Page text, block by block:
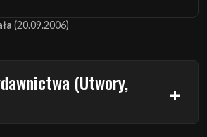
(20.09.2006)
(Utwory,